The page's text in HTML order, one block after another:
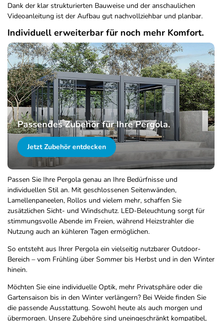
Dank der klar strukturierten Bauweise und der anschaulichen
Videoanleitung ist der Aufbau gut nachvollziehbar und planbar.
Individuell erweiterbar für noch mehr Komfort.
Passendes Zubehör für Ihre Pergola.
Jetzt Zubehör entdecken
Passen Sie Ihre Pergola genau an Ihre Bedürfnisse und
individuellen Stil an. Mit geschlossenen Seitenwänden,
Lamellenpaneelen, Rollos und vielem mehr, schaffen Sie
zusätzlichen Sicht- und Windschutz. LED-Beleuchtung sorgt für
stimmungsvolle Abende im Freien, während Heizstrahler die
Nutzung auch an kühleren Tagen ermöglichen.
So entsteht aus Ihrer Pergola ein vielseitig nutzbarer Outdoor-
Bereich – vom Frühling über Sommer bis Herbst und in den Winter
hinein.
Möchten Sie eine individuelle Optik, mehr Privatsphäre oder die
Gartensaison bis in den Winter verlängern? Bei Weide finden Sie
die passende Ausstattung. Sowohl heute als auch morgen und
übermorgen. Unsere Zubehöre sind uneingeschränkt kompatibel,